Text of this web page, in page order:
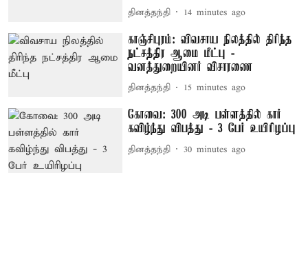
தினத்தந்தி 14 minutes ago
காஞ்சிபுரம்: விவசாய நிலத்தில் திரிந்த
நட்சத்திர ஆமை மீட்பு -
வனத்துறையினர் விசாரணை
தினத்தந்தி 15 minutes ago
கோவை: 300 அடி பள்ளத்தில் கார்
கவிழ்ந்து விபத்து - 3 பேர் உயிரிழப்பு
தினத்தந்தி 30 minutes ago